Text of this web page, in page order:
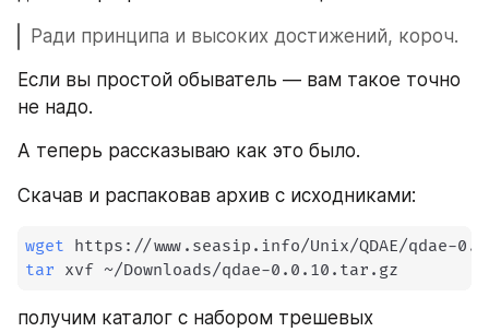
Ради принципа и высоких достижений, короч.
Если вы простой обыватель — вам такое точно
не надо.
А теперь рассказываю как это было.
Скачав и распаковав архив с исходниками:
wget
tar xvf ~/Downloads/qdae-0.0.10.tar.gz
получим каталог с набором трешевых